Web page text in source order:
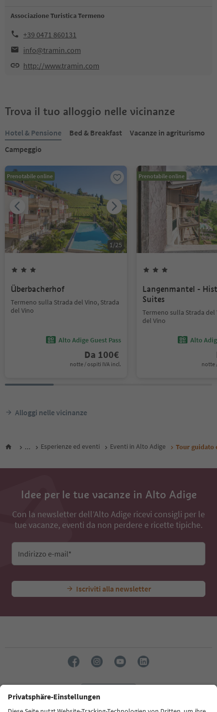
Associazione Turistica Termeno
+39 0471 860131
info@tramin.com
http://www.tramin.com
Trova il tuo alloggio nelle vicinanze
Hotel & Pensione Bed & Breakfast
Vacanze in agriturismo
Campeggio
Prenotabile online
1/25
Überbacherhof
Termeno sulla Strada del Vino, Strada
del Vino
Alto Adige Guest Pass
Da 100€
notte / ospiti IVA incl.
Prenotabile online
Langenmantel -
Suites
Termeno sulla Strada del
del Vino
Alto
notte
Alloggi nelle vicinanze
... Esperienze ed eventi Eventi in Alto Adige Tour guidato
Idee per le tue vacanze in Alto Adige
Con la newsletter dell’Alto Adige ricevi consigli per le
tue vacanze, eventi da non perdere e ricette tipiche.
Indirizzo e-mail*
Iscriviti alla newsletter